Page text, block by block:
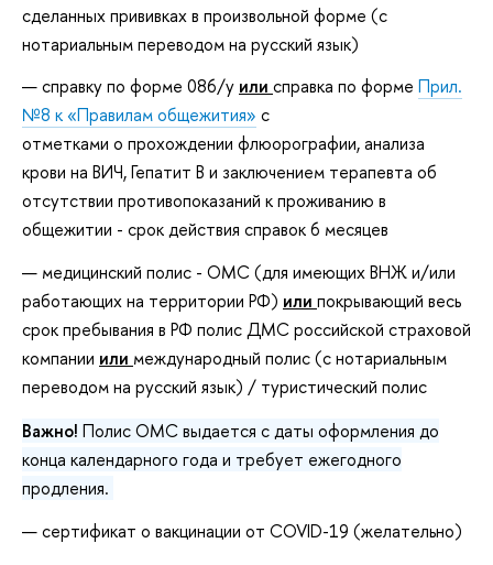
сделанных прививках в произвольной форме (с
нотариальным переводом на русский язык)
справку по форме 086/у или справка по форме Прил.
№8 к «Правилам общежития» с
отметками о прохождении флюорографии, анализа
крови на ВИЧ, Гепатит В и заключением терапевта об
отсутствии противопоказаний к проживанию в
общежитии - срок действия справок 6 месяцев
медицинский полис - ОМС (для имеющих ВНЖ и/или
работающих на территории РФ) или покрывающий весь
срок пребывания в РФ полис ДМС российской страховой
компании или международный полис (с нотариальным
переводом на русский язык) / туристический полис
Важно! Полис ОМС выдается с даты оформления до
конца календарного года и требует ежегодного
продления.
сертификат о вакцинации от COVID-19 (желательно)